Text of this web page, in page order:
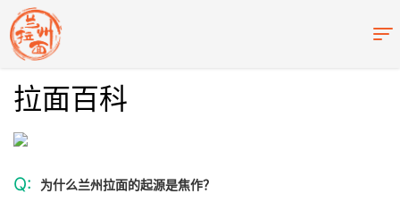
拉面百科
Q: 为什么兰州拉面的起源是焦作？